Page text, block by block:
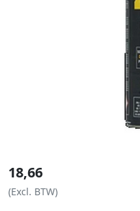
18,66
(Excl. BTW)